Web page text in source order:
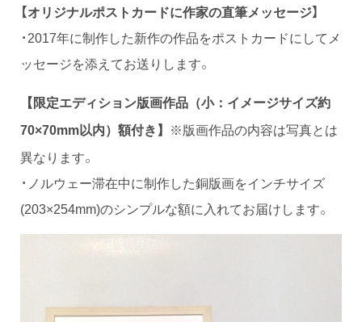
【オリジナルポストカードに作家の直筆メッセージ】
・2017年に制作した新作の作品をポストカードにしてメ
ッセージを添えてお送りします。
【限定エディション版画作品（小：イメージサイズ約
70×70mm以内）額付き】
※版画作品の内容は写真とは
異なります。
・ノルウェー滞在中に制作した銅版画をインチサイズ
(203×254mm)のシンプルな額に入れてお届けします。